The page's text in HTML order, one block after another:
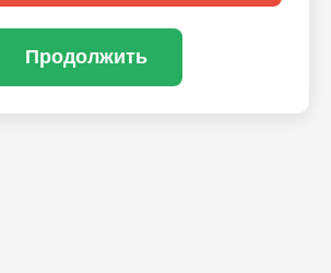
Продолжить